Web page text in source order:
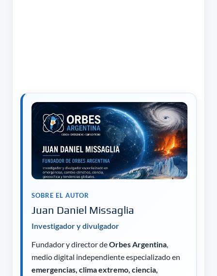
SOBRE EL AUTOR
Juan Daniel Missaglia
Investigador y divulgador
Fundador y director deOrbes Argentina,
medio digital independiente especializado en
emergencias, clima extremo, ciencia,